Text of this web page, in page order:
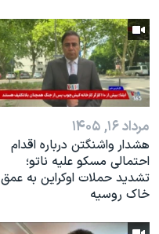
مرداد ۱۶, ۱۴۰۵
هشدار واشنگتن درباره اقدام
احتمالی مسکو علیه ناتو؛
تشدید حملات اوکراین به عمق
خاک روسیه